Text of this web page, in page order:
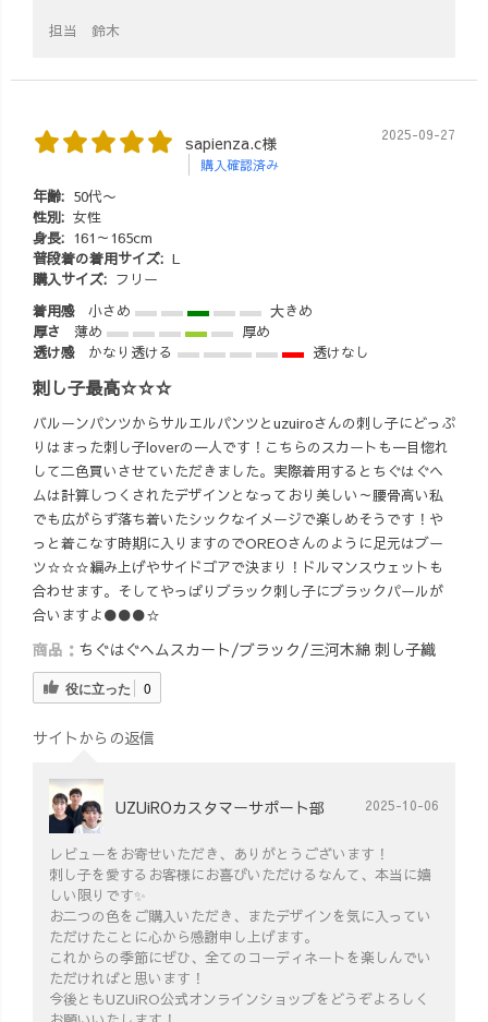
担当 鈴木
sapienza.c様
購入確認済み
2025-09-27
年齢: 50代〜
性別: 女性
身長: 161～165cm
普段着の着用サイズ: L
購入サイズ: フリー
着用感
小さめ
大きめ
厚さ
薄め
厚め
透け感
かなり透ける 透けなし
刺し子最高☆☆☆
バルーンパンツからサルエルパンツとuzuiroさんの刺し子にどっぷ
りはまった刺し子loverの一人です！こちらのスカートも一目惚れ
して二色買いさせていただきました。実際着用するとちぐはぐヘ
ムは計算しつくされたデザインとなっており美しい～腰骨高い私
でも広がらず落ち着いたシックなイメージで楽しめそうです！や
っと着こなす時期に入りますのでOREOさんのように足元はブー
ツ☆☆☆編み上げやサイドゴアで決まり！ドルマンスウェットも
合わせます。そしてやっぱりブラック刺し子にブラックパールが
合いますよ●●●☆
商品： ちぐはぐヘムスカート/ブラック/三河木綿 刺し子織
役に立った 0
サイトからの返信
UZUiROカスタマーサポート部 2025-10-06
レビューをお寄せいただき、ありがとうございます！
刺し子を愛するお客様にお喜びいただけるなんて、本当に嬉
しい限りです✨
お二つの色をご購入いただき、またデザインを気に入ってい
ただけたことに心から感謝申し上げます。
これからの季節にぜひ、全てのコーディネートを楽しんでい
ただければと思います！
今後ともUZUiRO公式オンラインショップをどうぞよろしく